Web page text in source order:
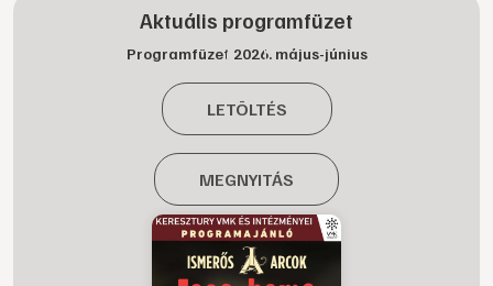
Aktuális programfüzet
Programfüzet 2026. május-június
LETÖLTÉS
MEGNYITÁS